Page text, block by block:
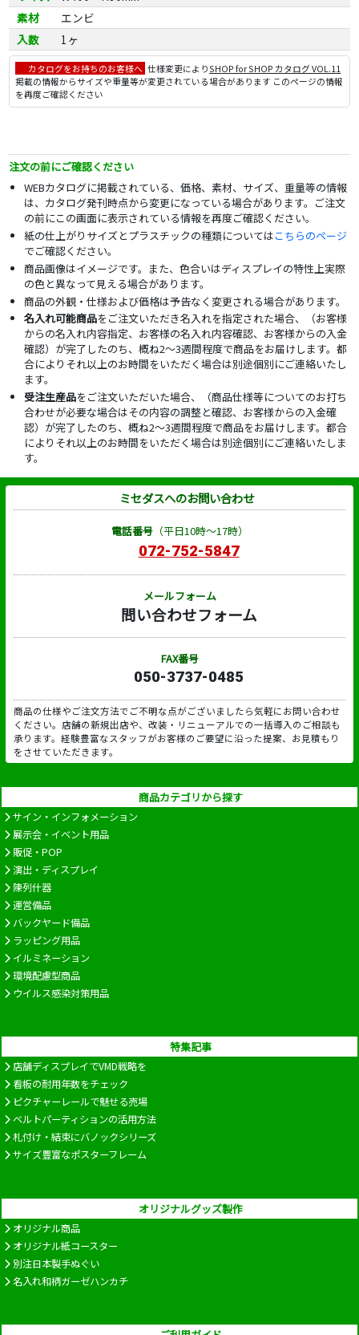
素材
エンビ
入数
1ヶ
カタログをお持ちのお客様へ 仕様変更によりSHOP for SHOP カタログ VOL.11
掲載の情報からサイズや重量等が変更されている場合があります このページの情報
を再度ご確認ください
注文の前にご確認ください
WEBカタログに掲載されている、価格、素材、サイズ、重量等の情報
は、カタログ発刊時点から変更になっている場合があります。ご注文
の前にこの画面に表示されている情報を再度ご確認ください。
紙の仕上がりサイズとプラスチックの種類についてはこちらのページ
でご確認ください。
商品画像はイメージです。また、色合いはディスプレイの特性上実際
の色と異なって見える場合があります。
商品の外観・仕様および価格は予告なく変更される場合があります。
名入れ可能商品をご注文いただき名入れを指定された場合、（お客様
からの名入れ内容指定、お客様の名入れ内容確認、お客様からの入金
確認）が完了したのち、概ね2～3週間程度で商品をお届けします。都
合によりそれ以上のお時間をいただく場合は別途個別にご連絡いたし
ます。
受注生産品をご注文いただいた場合、（商品仕様等についてのお打ち
合わせが必要な場合はその内容の調整と確認、お客様からの入金確
認）が完了したのち、概ね2～3週間程度で商品をお届けします。都合
によりそれ以上のお時間をいただく場合は別途個別にご連絡いたしま
す。
ミセダスへのお問い合わせ
電話番号（平日10時～17時）
072-752-5847
メールフォーム
問い合わせフォーム
FAX番号
050-3737-0485
商品の仕様やご注文方法でご不明な点がございましたら気軽にお問い合わせ
ください。店舗の新規出店や、改装・リニューアルでの一括導入のご相談も
承ります。経験豊富なスタッフがお客様のご要望に沿った提案、お見積もり
をさせていただきます。
商品カテゴリから探す
サイン・インフォメーション
展示会・イベント用品
販促・POP
演出・ディスプレイ
陳列什器
運営備品
バックヤード備品
ラッピング用品
イルミネーション
環境配慮型商品
ウイルス感染対策用品
特集記事
店舗ディスプレイでVMD戦略を
看板の耐用年数をチェック
ピクチャーレールで魅せる売場
ベルトパーティションの活用方法
札付け・結束にバノックシリーズ
サイズ豊富なポスターフレーム
オリジナルグッズ製作
オリジナル商品
オリジナル紙コースター
別注日本製手ぬぐい
名入れ和柄ガーゼハンカチ